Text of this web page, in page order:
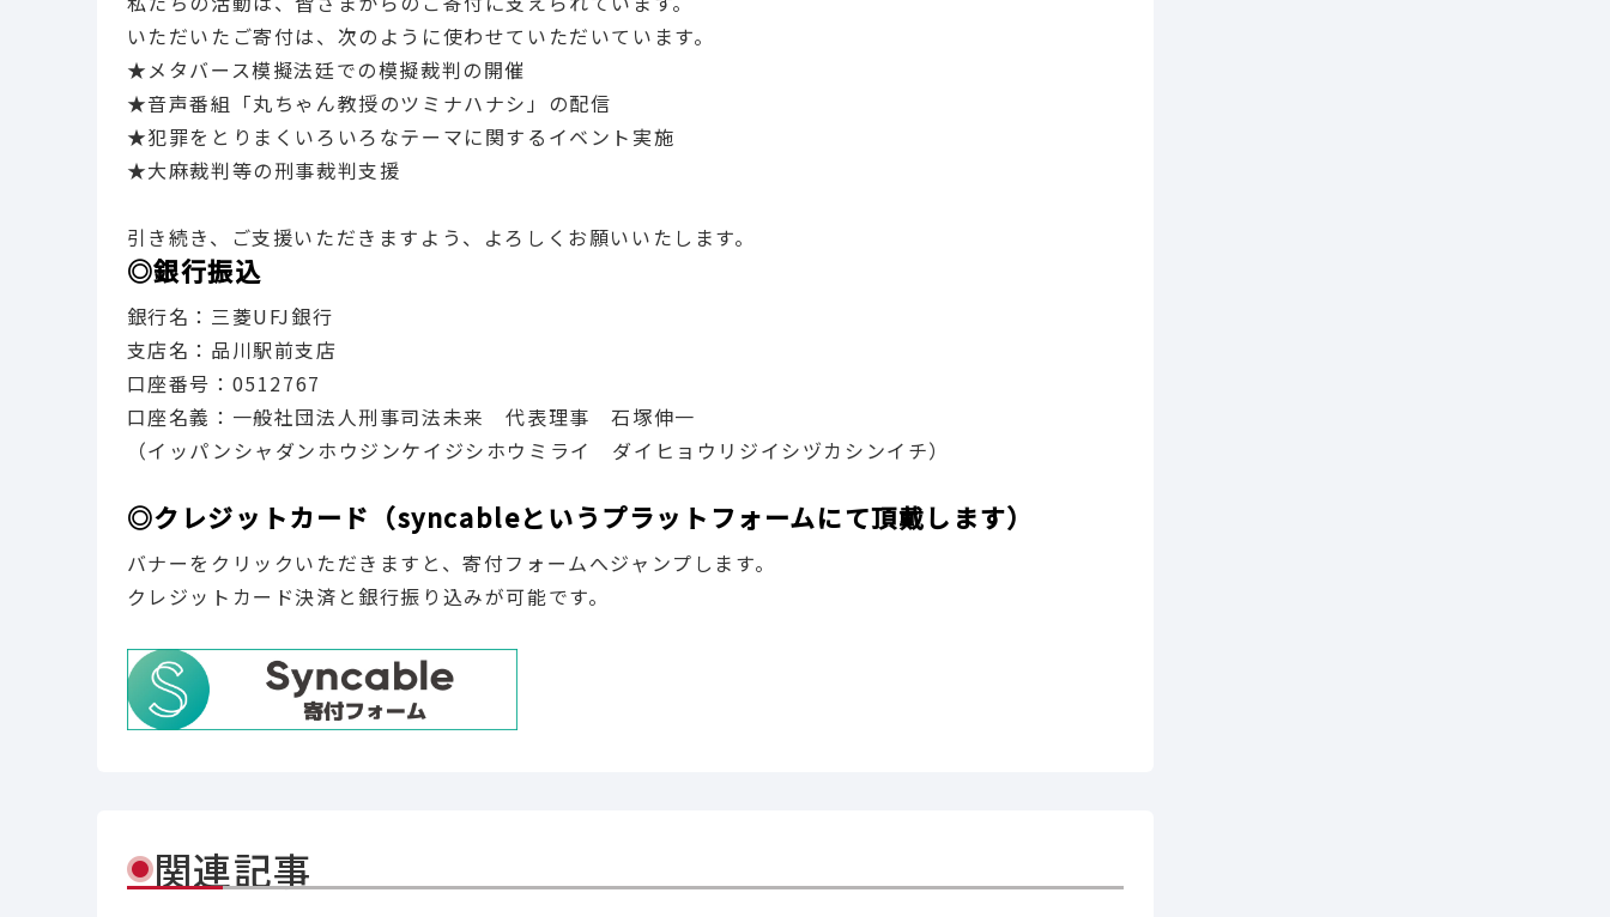
いただいたご寄付は、次のように使わせていただいています。
★メタバース模擬法廷での模擬裁判の開催
★音声番組「丸ちゃん教授のツミナハナシ」の配信
★犯罪をとりまくいろいろなテーマに関するイベント実施
★大麻裁判等の刑事裁判支援
引き続き、ご支援いただきますよう、よろしくお願いいたします。
◎銀行振込
銀行名：三菱UFJ銀行
支店名：品川駅前支店
口座番号：0512767
口座名義：一般社団法人刑事司法未来 代表理事 石塚伸一
（イッパンシャダンホウジンケイジシホウミライ ダイヒョウリジイシヅカシンイチ）
◎クレジットカード（syncableというプラットフォームにて頂戴します）
バナーをクリックいただきますと、寄付フォームへジャンプします。
クレジットカード決済と銀行振り込みが可能です。
関連記事